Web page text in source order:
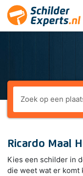
Ricardo Maal
Kies een schilder in
die weet wat er komt